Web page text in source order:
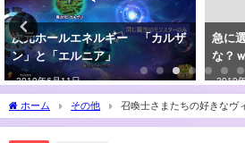
次元ホールエネルギー 「カルザ
ン」と「エルニア」
2019年6月11日
急に
な？
2019
ホーム その他 召喚士さまたちの好きなヴ